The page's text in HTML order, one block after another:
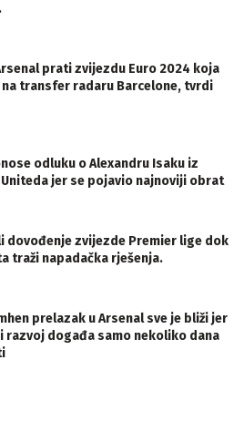
prati zvijezdu Euro 2024 koja
transfer radaru Barcelone, tvrdi
odluku o Alexandru Isaku iz
Uniteda jer se pojavio najnoviji obrat
dovođenje zvijezde Premier lige dok
traži napadačka rješenja.
prelazak u Arsenal sve je bliži jer
razvoj događa samo nekoliko dana